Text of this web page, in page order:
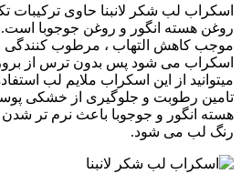
اسکراب لب شکر لانبنا حاوی ترکیبات
روغن هسته انگور و روغن جوجوبا است.
موجب کاهش التهاب ، مرطوب کنندگی
اسکراب می شود پس بدون ترس از
میتوانید از این اسکراب ملایم لب
تامین رطوبت و جلوگیری از خشکی
هسته انگور و جوجوبا باعث نرم تر
رنگ لب می شود.